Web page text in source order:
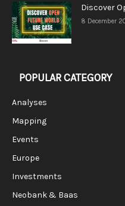
Discover
8 December
POPULAR CATEGORY
Analyses
Mapping
Events
Europe
Investments
Neobank & Baas